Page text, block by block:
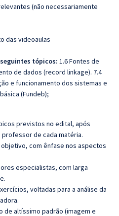
(não necessariamente
das videoaulas
tópicos: 1.6 Fontes de
de dados (record linkage). 7.4
e funcionamento dos sistemas e
(Fundeb);
previstos no edital, após
de cada matéria.
com ênfase nos aspectos
especialistas, com larga
voltadas para a análise da
de altíssimo padrão (imagem e